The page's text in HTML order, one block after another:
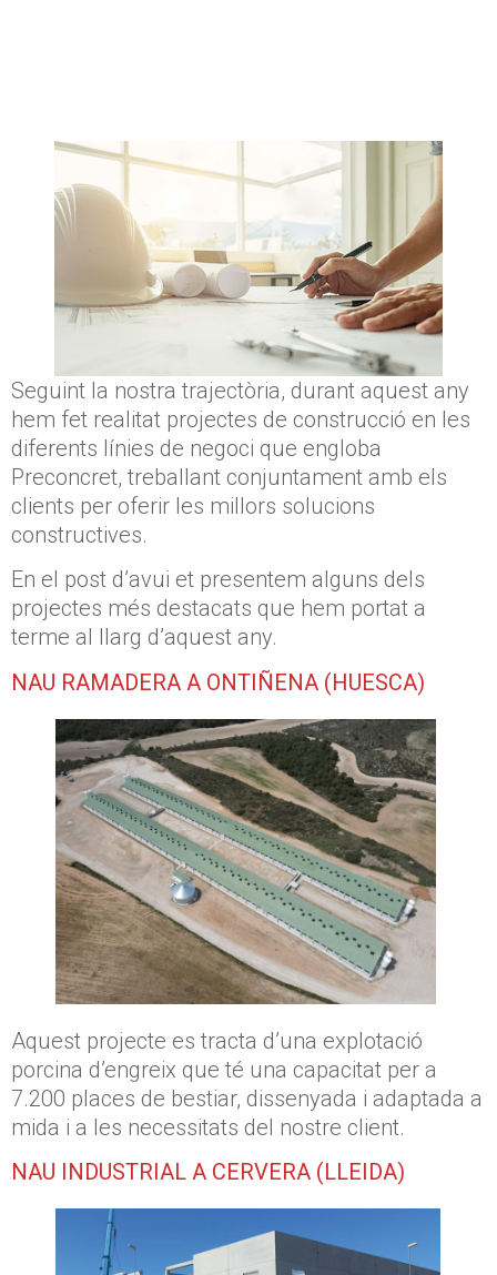
Seguint la nostra trajectòria, durant aquest any
hem fet realitat projectes de construcció en les
diferents línies de negoci que engloba
Preconcret, treballant conjuntament amb els
clients per oferir les millors solucions
constructives.
En el post d’avui et presentem alguns dels
projectes més destacats que hem portat a
terme al llarg d’aquest any.
NAU RAMADERA A ONTIÑENA (HUESCA)
Aquest projecte es tracta d’una explotació
porcina d’engreix que té una capacitat per a
7.200 places de bestiar, dissenyada i adaptada a
mida i a les necessitats del nostre client.
NAU INDUSTRIAL A CERVERA (LLEIDA)